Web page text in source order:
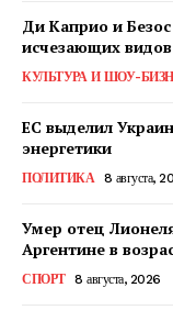
Ди Каприо и
исчезающих видов
КУЛЬТУРА И ШОУ-
ЕС выделил
энергетики
ПОЛИТИКА 8 августа,
Умер отец
Аргентине в
СПОРТ 8 августа, 2026